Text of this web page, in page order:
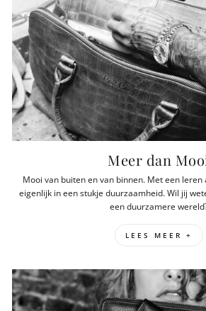
Meer dan
Mooi van buiten en van binnen. Met een
eigenlijk in een stukje duurzaamheid. Wil jij
een duurzamere
LEES MEER +